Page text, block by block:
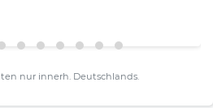
nur innerh. Deutschlands.